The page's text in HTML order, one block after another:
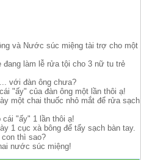
và Nước súc miệng tài trợ cho một
đang làm lễ rửa tội cho 3 nữ tu trẻ
với đàn ông chưa?
"ấy" của đàn ông một lần thôi ạ!
một chai thuốc nhỏ mắt để rửa sạch
"ấy" 1 lần thôi ạ!
1 cục xà bông để tẩy sạch bàn tay.
con thì sao?
nước súc miệng!